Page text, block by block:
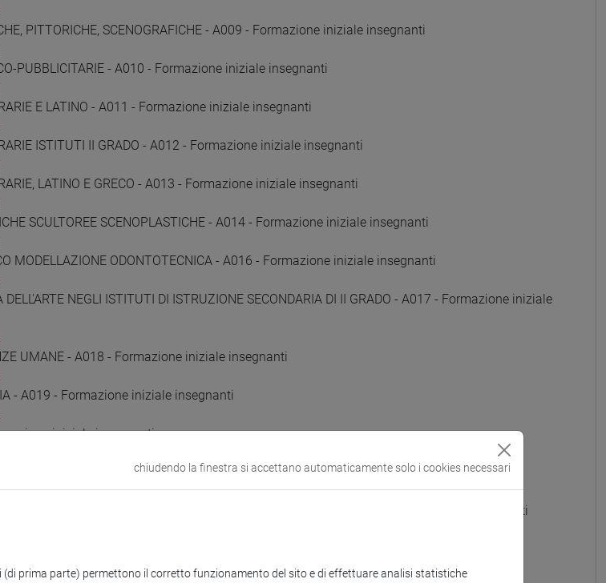
PITTORICHE, SCENOGRAFICHE - A009 - Formazione iniziale insegnanti
PUBBLICITARIE - A010 - Formazione iniziale insegnanti
E LATINO - A011 - Formazione iniziale insegnanti
ISTITUTI II GRADO - A012 - Formazione iniziale insegnanti
LATINO E GRECO - A013 - Formazione iniziale insegnanti
SCULTOREE SCENOPLASTICHE - A014 - Formazione iniziale insegnanti
MODELLAZIONE ODONTOTECNICA - A016 - Formazione iniziale insegnanti
DELL'ARTE NEGLI ISTITUTI DI ISTRUZIONE SECONDARIA DI II GRADO - A017 - Formazione iniziale
UMANE - A018 - Formazione iniziale insegnanti
- A019 - Formazione iniziale insegnanti
iniziale insegnanti
- Formazione iniziale insegnanti
GEOGRAFIA NELLA SCUOLA SECONDARIA DI I GRADO - A022 - Formazione iniziale insegnanti
chiudendo la finestra si accettano automaticamente solo i cookies necessari
(di prima parte) permettono il corretto funzionamento del sito e di effettuare analisi statistiche